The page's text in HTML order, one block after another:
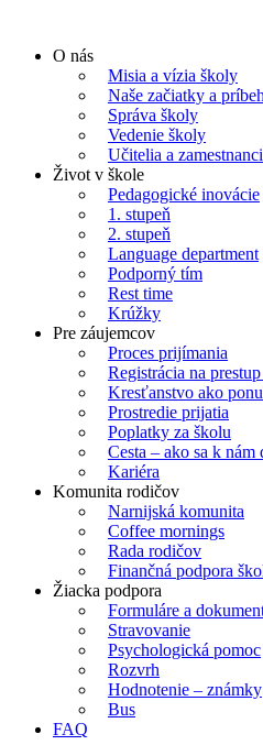
obsah
O nás
Misia a vízia školy
Naše začiatky a príbeh
Správa školy
Vedenie školy
Učitelia a zamestnanci
Život v škole
Pedagogické inovácie
1. stupeň
2. stupeň
Language department
Podporný tím
Rest time
Krúžky
Pre záujemcov
Proces prijímania
Registrácia na
Kresťanstvo ako
Prostredie prijatia
Poplatky za školu
Cesta – ako sa k nám
Kariéra
Komunita rodičov
Narnijská komunita
Coffee mornings
Rada rodičov
Finančná podpora
Žiacka podpora
Formuláre a
Stravovanie
Psychologická pomoc
Rozvrh
Hodnotenie – známky
Bus
FAQ